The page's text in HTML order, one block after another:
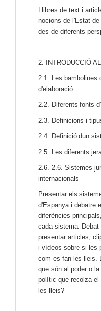
Llibres de text i
nocions de l'Estat
des de diferents
2. INTRODUCCIÓ
2.1. Les bambolines
d'elaboració
2.2. Diferents fonts
2.3. Definicions i
2.4. Definició dun
2.5. Les diferents
2.6. 2.6. Sistemes
internacionals
Presentar els
d'Espanya i debatre
diferències
cada sistema.
presentar articles,
i vídeos sobre si les
com es fan les lleis.
que són al poder o
polític que recolza el
les lleis?